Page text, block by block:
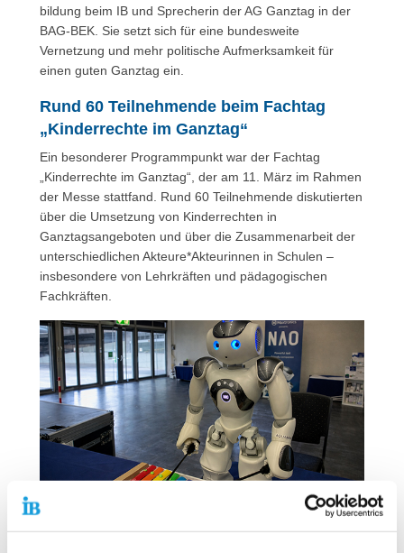
bildung beim IB und Sprecherin der AG Ganztag in der
BAG-BEK. Sie setzt sich für eine bundesweite
Vernetzung und mehr politische Aufmerksamkeit für
einen guten Ganztag ein.
Rund 60 Teilnehmende beim Fachtag
„Kinderrechte im Ganztag“
Ein besonderer Programmpunkt war der Fachtag
„Kinderrechte im Ganztag“, der am 11. März im Rahmen
der Messe stattfand. Rund 60 Teilnehmende diskutierten
über die Umsetzung von Kinderrechten in
Ganztagsangeboten und über die Zusammenarbeit der
unterschiedlichen Akteure*Akteurinnen in Schulen –
insbesondere von Lehrkräften und pädagogischen
Fachkräften.
Neu bei der Didacta 2026: ein stark ausgebauter Bereich zu
den Themen Robotik und Künstliche Intelligenz. Foto: IB |